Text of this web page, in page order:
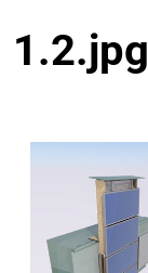
1.2.jpg